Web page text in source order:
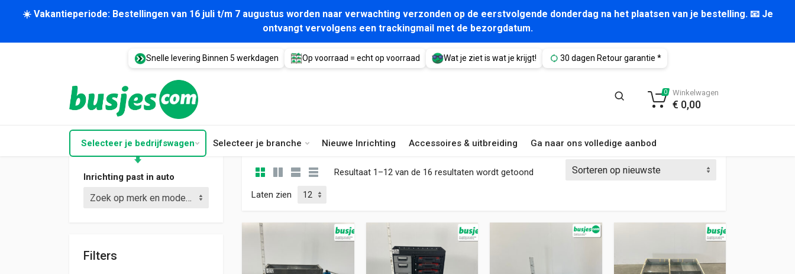
☀️ Vakantieperiode: Bestellingen van 16 juli t/m 7 augustus worden naar verwachting verzonden op de eerstvolgende donderdag na het plaatsen van je bestelling. 📧 Je
ontvangt vervolgens een trackingmail met de bezorgdatum.
Snelle levering Binnen 5 werkdagen Op voorraad = echt op voorraad Wat je ziet is wat je krijgt! 30 dagen Retour garantie *
Selecteer je bedrijfswagen Selecteer je branche Nieuwe Inrichting Accessoires & uitbreiding Ga naar ons volledige aanbod
0 Winkelwagen
€ 0,00
Inrichting past in auto
Zoek op merk en model (bijv. Crafter L3)
Filters
Resultaat 1–12 van de 16 resultaten wordt getoond Gesorteerd op nieuwste
Laten zien